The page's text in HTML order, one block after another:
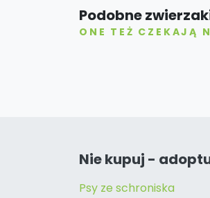
Podobne
ONE TEŻ CZEKAJĄ
Nie kupuj -
Psy ze schroniska